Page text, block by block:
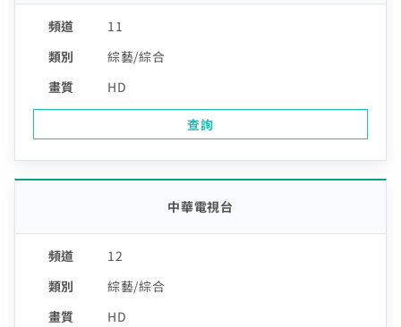
11
綜藝/綜合
HD
查詢
12
中華電視台
綜藝/綜合
HD